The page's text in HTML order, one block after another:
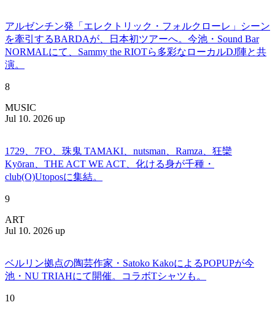
アルゼンチン発「エレクトリック・フォルクローレ」シーン
を牽引するBARDAが、日本初ツアーへ。今池・Sound Bar
NORMALにて、Sammy the RIOTら多彩なローカルDJ陣と共
演。
8
MUSIC
Jul 10. 2026 up
1729、7FO、珠鬼 TAMAKI、nutsman、Ramza、狂欒
Kyōran、THE ACT WE ACT、化ける身が千種・
club(O)Utoposに集結。
9
ART
Jul 10. 2026 up
ベルリン拠点の陶芸作家・Satoko KakoによるPOPUPが今
池・NU TRIAHにて開催。コラボTシャツも。
10